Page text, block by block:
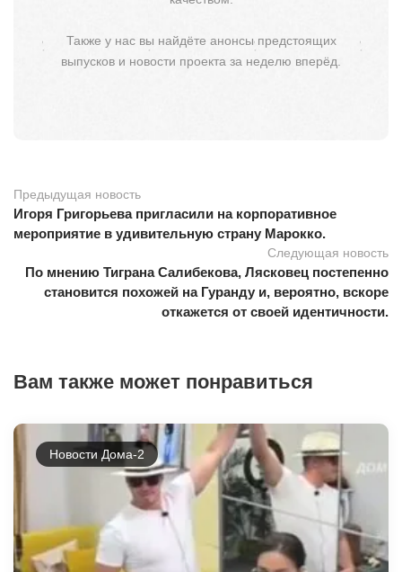
Также у нас вы найдёте анонсы предстоящих
выпусков и новости проекта за неделю вперёд.
Предыдущая новость
Игоря Григорьева пригласили на корпоративное
мероприятие в удивительную страну Марокко.
Следующая новость
По мнению Тиграна Салибекова, Лясковец постепенно
становится похожей на Гуранду и, вероятно, вскоре
откажется от своей идентичности.
Вам также может понравиться
Новости Дома-2